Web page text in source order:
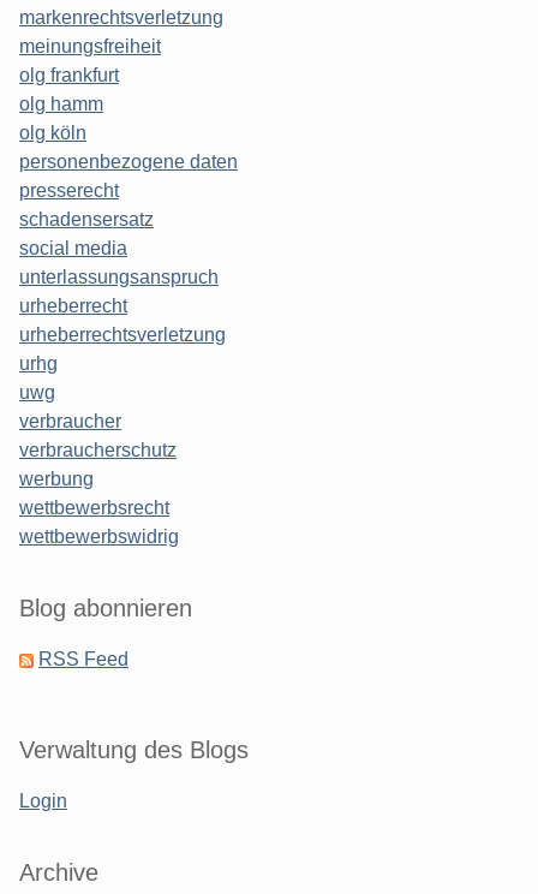
markenrechtsverletzung
meinungsfreiheit
olg frankfurt
olg hamm
olg köln
personenbezogene daten
presserecht
schadensersatz
social media
unterlassungsanspruch
urheberrecht
urheberrechtsverletzung
urhg
uwg
verbraucher
verbraucherschutz
werbung
wettbewerbsrecht
wettbewerbswidrig
Blog abonnieren
RSS Feed
Verwaltung des Blogs
Login
Archive